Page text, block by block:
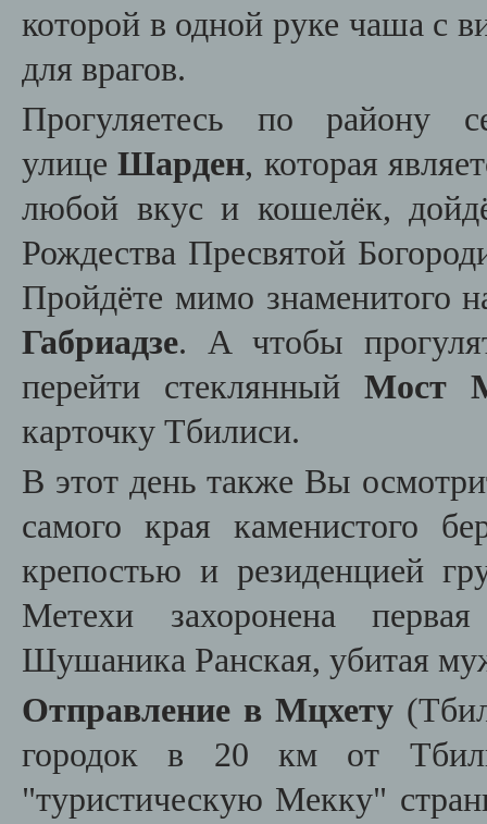
которой в одной руке чаша с
для врагов.
Прогуляетесь по
улицеШарден, которая
любой вкус и кошелёк,
Рождества Пресвятой
Пройдёте мимо знаменитого
Габриадзе. А чтобы
перейти стеклянный Мост
карточку Тбилиси.
В этот день также Вы
самого края
крепостью и резиденцией
Метехи захоронена
Шушаника Ранская, убитая
Отправление в Мцхету
городок в 20 км от
"туристическую Мекку"